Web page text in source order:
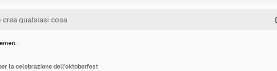
la celebrazione dell'oktoberfest